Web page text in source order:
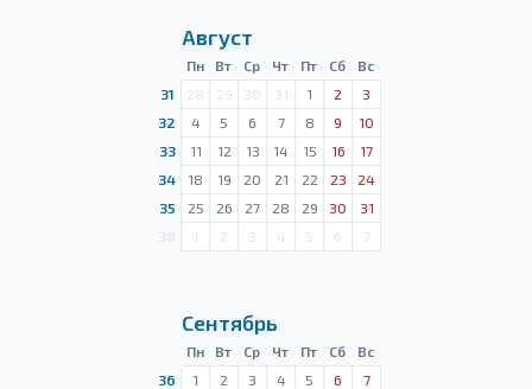
Август
Пн Вт Ср Чт Пт Сб
Вс
31
28 29 30 31 1 2
3
32
4 5 6 7 8 9
10
33
11 12 13 14 15 16
17
34
18 19 20 21 22 23
24
35
25 26 27 28 29 30
31
1 2 3 4 5 6 7
Сентябрь
Пн Вт Ср Чт Пт Сб
Вс
36
1 2 3 4 5 6
7